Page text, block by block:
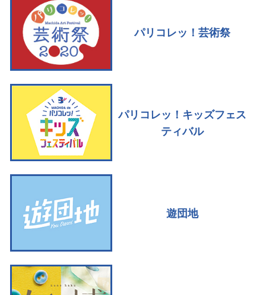
パリコレッ！芸術祭
パリコレッ！キッズフェス
ティバル
遊団地